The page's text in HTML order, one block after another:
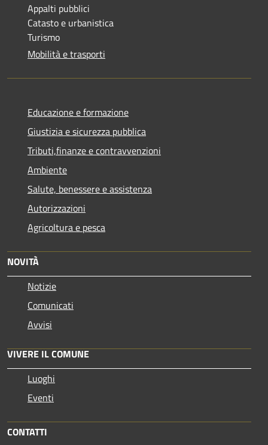
Appalti pubblici
Catasto e urbanistica
Turismo
Mobilità e trasporti
Educazione e formazione
Giustizia e sicurezza pubblica
Tributi,finanze e contravvenzioni
Ambiente
Salute, benessere e assistenza
Autorizzazioni
Agricoltura e pesca
NOVITÀ
Notizie
Comunicati
Avvisi
VIVERE IL COMUNE
Luoghi
Eventi
CONTATTI